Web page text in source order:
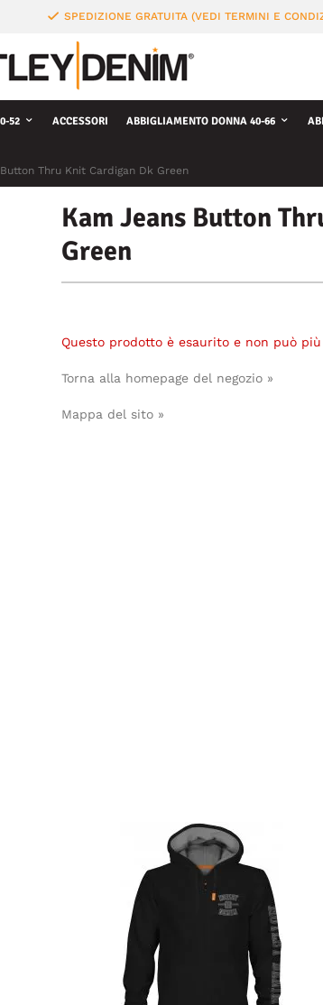
SPEDIZIONE GRATUITA (VEDI TERMINI E
52 ACCESSORI ABBIGLIAMENTO DONNA 40-66
Thru Knit Cardigan Dk Green
Kam Jeans Button
Green
Questo prodotto è esaurito e non può
Torna alla homepage del negozio »
Mappa del sito »